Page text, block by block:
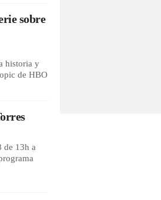
sobre
historia y
de HBO
de 13h a